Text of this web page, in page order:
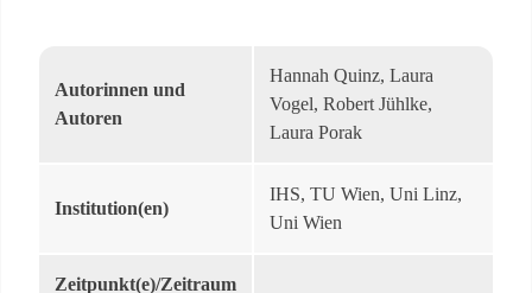
Autorinnen und
Autoren
Hannah Quinz, Laura
Vogel, Robert Jühlke,
Laura Porak
Institution(en)
IHS, TU Wien, Uni Linz,
Uni Wien
Zeitpunkt(e)/Zeitraum